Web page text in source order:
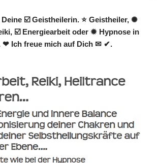
☑️ Geistheilerin. ⭐ Geistheiler, ✺
☑️ Energiearbeit oder ✹ Hypnose in
❤ Ich freue mich auf Dich ✉ ✔.